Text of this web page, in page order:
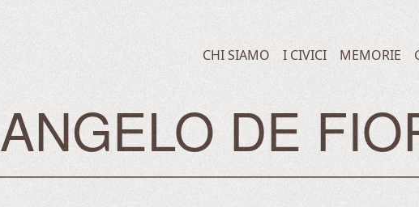
CHI SIAMO I CIVICI MEMORIE
ANGELO DE